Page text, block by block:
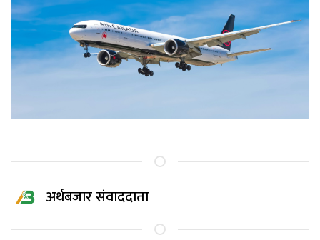
अर्थबजार संवाददाता